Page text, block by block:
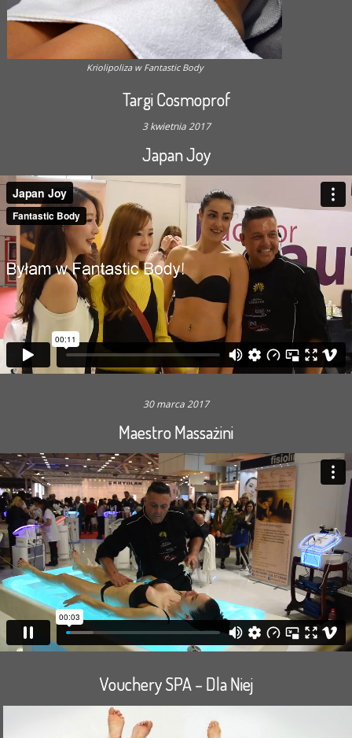
Kriolipoliza w Fantastic Body
Targi Cosmoprof
3 kwietnia 2017
Japan Joy
30 marca 2017
Maestro Massażini
Vouchery SPA – Dla Niej